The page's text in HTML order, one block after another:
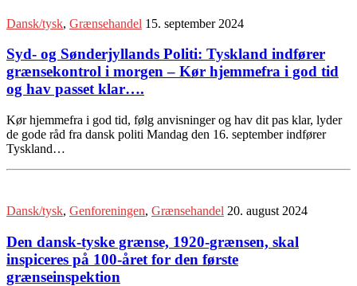
Dansk/tysk, Grænsehandel 15. september 2024
Syd- og Sønderjyllands Politi: Tyskland indfører
grænsekontrol i morgen – Kør hjemmefra i god tid
og hav passet klar….
Kør hjemmefra i god tid, følg anvisninger og hav dit pas klar, lyder
de gode råd fra dansk politi Mandag den 16. september indfører
Tyskland…
Dansk/tysk, Genforeningen, Grænsehandel 20. august 2024
Den dansk-tyske grænse, 1920-grænsen, skal
inspiceres på 100-året for den første
grænseinspektion